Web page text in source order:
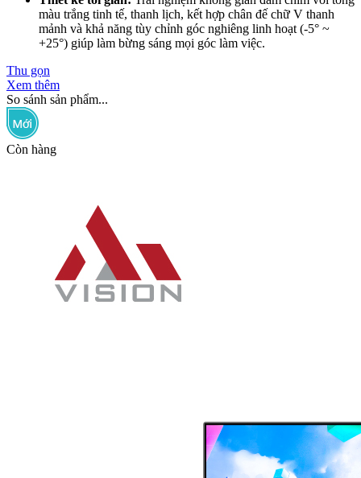
màu trắng tinh tế, thanh lịch, kết hợp chân đế chữ V thanh
mảnh và khả năng tùy chỉnh góc nghiêng linh hoạt (-5° ~
+25°) giúp làm bừng sáng mọi góc làm việc.
Thu gọn
Xem thêm
So sánh sản phẩm...
Còn hàng